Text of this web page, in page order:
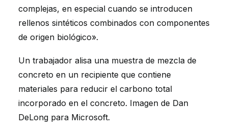
complejas, en especial cuando se introducen
rellenos sintéticos combinados con componentes
de origen biológico».
Un trabajador alisa una muestra de mezcla de
concreto en un recipiente que contiene
materiales para reducir el carbono total
incorporado en el concreto. Imagen de Dan
DeLong para Microsoft.